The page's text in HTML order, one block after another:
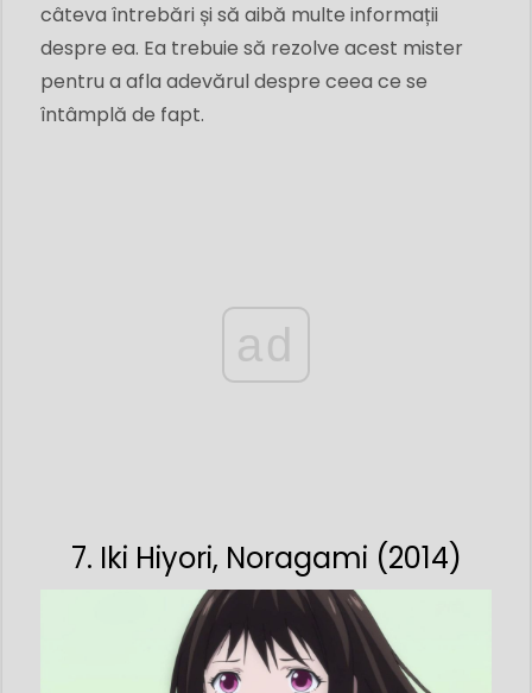
câteva întrebări și să aibă multe informații
despre ea. Ea trebuie să rezolve acest mister
pentru a afla adevărul despre ceea ce se
întâmplă de fapt.
ad
7. Iki Hiyori, Noragami (2014)